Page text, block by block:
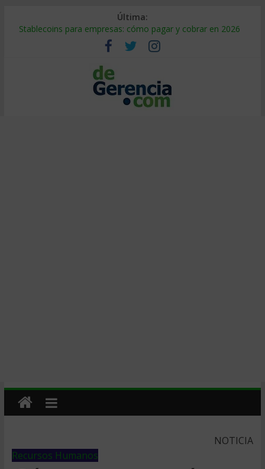
Última:
Stablecoins para empresas: cómo pagar y cobrar en 2026
Despido silencioso: qué es y por qué sale tan caro
IA en selección de personal: cómo auditarla a tiempo
Trabajo forzoso en la cadena de suministro: qué hacer
Mercado hispano de EE. UU.: cómo segmentarlo y venderle
NOTICIA
Recursos Humanos